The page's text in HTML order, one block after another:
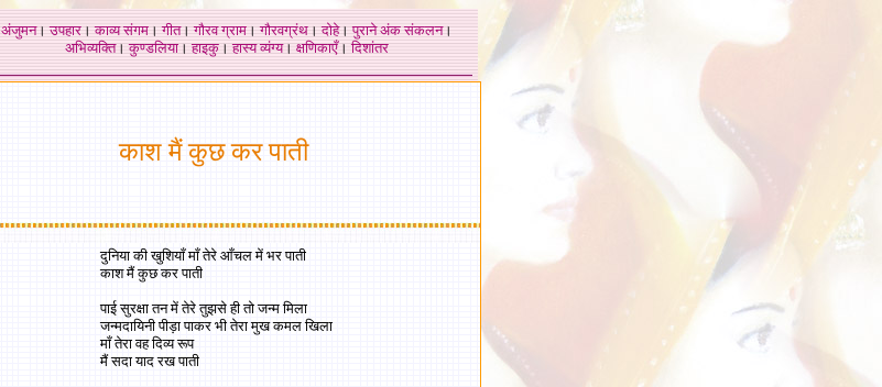
अंजुमन।उपहार।काव्य संगम।गीत।गौरव ग्राम।गौरवग्रंथ।दोहे।पुराने अंक संकलन।
अभिव्यक्ति।कुण्डलिया।हाइकु।हास्य व्यंग्य।क्षणिकाएँ।दिशांतर
काश मैं कुछ कर पाती
दुनिया की खुशियाँ माँ तेरे आँचल में भर पाती
काश मैं कुछ कर पाती
पाई सुरक्षा तन में तेरे तुझसे ही तो जन्म मिला
जन्मदायिनी पीड़ा पाकर भी तेरा मुख कमल खिला
माँ तेरा वह दिव्य रूप
मैं सदा याद रख पाती